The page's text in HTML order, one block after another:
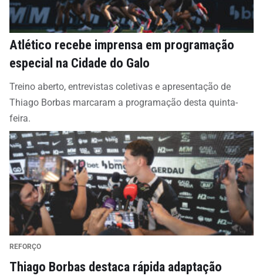
Atlético recebe imprensa em programação
especial na Cidade do Galo
Treino aberto, entrevistas coletivas e apresentação de
Thiago Borbas marcaram a programação desta quinta-
feira.
REFORÇO
Thiago Borbas destaca rápida adaptação